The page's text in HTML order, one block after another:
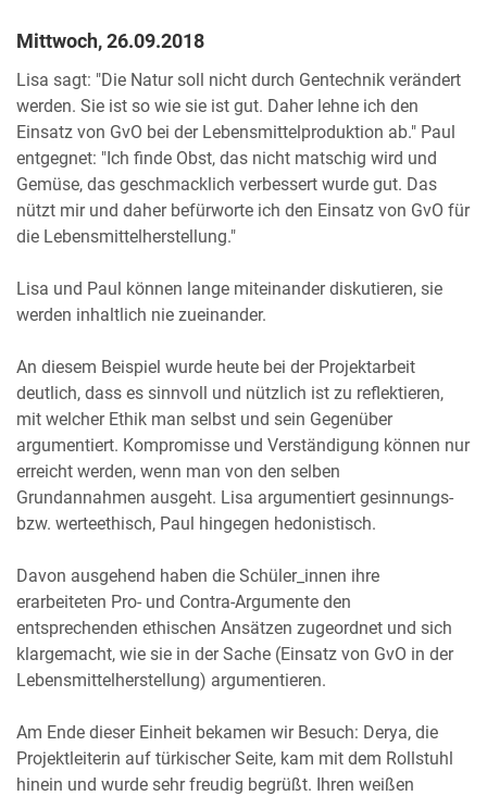
Mittwoch, 26.09.2018
Lisa sagt: "Die Natur soll nicht durch Gentechnik verändert
werden. Sie ist so wie sie ist gut. Daher lehne ich den
Einsatz von GvO bei der Lebensmittelproduktion ab." Paul
entgegnet: "Ich finde Obst, das nicht matschig wird und
Gemüse, das geschmacklich verbessert wurde gut. Das
nützt mir und daher befürworte ich den Einsatz von GvO für
die Lebensmittelherstellung."
Lisa und Paul können lange miteinander diskutieren, sie
werden inhaltlich nie zueinander.
An diesem Beispiel wurde heute bei der Projektarbeit
deutlich, dass es sinnvoll und nützlich ist zu reflektieren,
mit welcher Ethik man selbst und sein Gegenüber
argumentiert. Kompromisse und Verständigung können nur
erreicht werden, wenn man von den selben
Grundannahmen ausgeht. Lisa argumentiert gesinnungs-
bzw. werteethisch, Paul hingegen hedonistisch.
Davon ausgehend haben die Schüler_innen ihre
erarbeiteten Pro- und Contra-Argumente den
entsprechenden ethischen Ansätzen zugeordnet und sich
klargemacht, wie sie in der Sache (Einsatz von GvO in der
Lebensmittelherstellung) argumentieren.
Am Ende dieser Einheit bekamen wir Besuch: Derya, die
Projektleiterin auf türkischer Seite, kam mit dem Rollstuhl
hinein und wurde sehr freudig begrüßt. Ihren weißen